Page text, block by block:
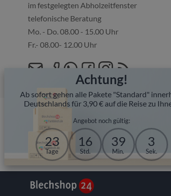
Achtung!
Ab sofort gehen alle Pakete "Standard"
Deutschlands für 3,90 € auf die Reise zu
Angebot noch gültig:
23
Tage
16
Std.
39
Min.
2
Sek.
im festgelegten Abholzeitfenster
telefonische Beratung
Mo. - Do. 08.00 - 15.00 Uhr
Fr.- 08.00- 12.00 Uhr